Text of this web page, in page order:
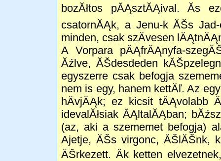
bozĂłtos pĂĄsztĂĄival. Ăs
csatornĂĄk, a Jenu-k ĂŠs
minden, csak szĂ­vesen
A Vorpara pĂĄfrĂĄnyfa-
Ăźlve, ĂŠdesdeden
egyszerre csak befogja
nem is egy, hanem kettĂľ. Az
hĂ­vjĂĄk; ez kicsit tĂĄvolabb
idevalĂłsiak ĂĄltalĂĄban;
(az, aki a szememet befogja)
Ajetje, ĂŠs virgonc, ĂŠlĂŠnk,
ĂŠrkezett. Ăk ketten